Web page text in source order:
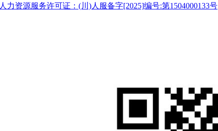
人力资源服务许可证：(川)人服备字[2025]编号:第1504000133号